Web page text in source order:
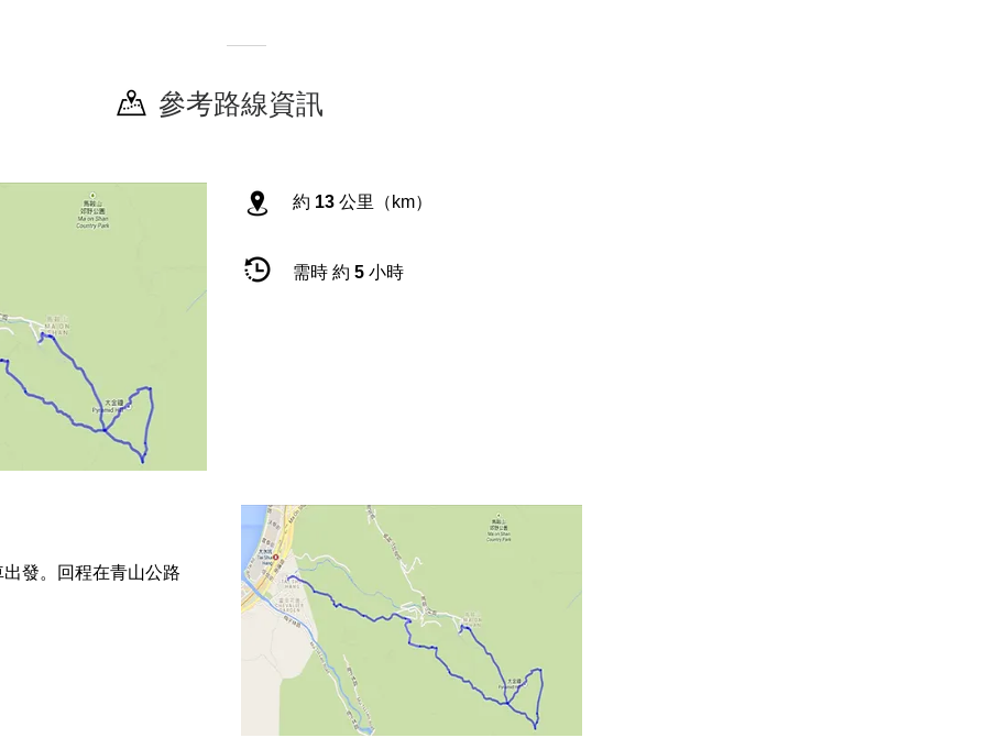
參考路線資訊
約 13 公里（km）
需時 約 5 小時
發。回程在青山公路